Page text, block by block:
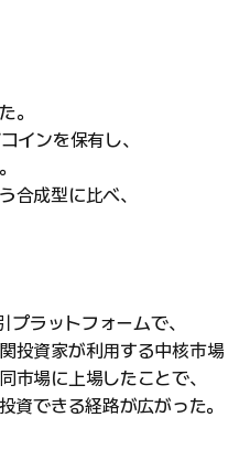
。
インを保有し、
合成型に比べ、
ラットフォームで、
投資家が利用する中核市場
市場に上場したことで、
資できる経路が広がった。